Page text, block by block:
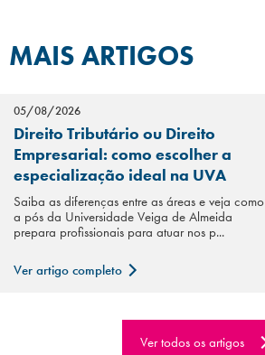
MAIS ARTIGOS
05/08/2026
Direito Tributário ou Direito
Empresarial: como escolher a
especialização ideal na UVA
Saiba as diferenças entre as áreas e veja como
a pós da Universidade Veiga de Almeida
prepara profissionais para atuar nos p...
Ver artigo completo
Ver todos os artigos